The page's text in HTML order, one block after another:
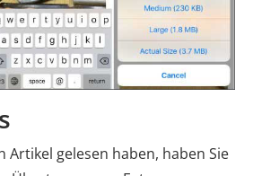
Artikel gelesen haben, haben Sie